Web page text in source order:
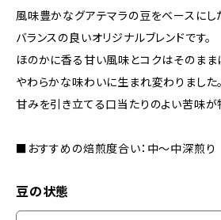
風味豊かなグアテマラの豆をベースにし
バランスの良いオリジナルブレンドです。
ほのかに香る甘い風味とコクはそのまま
やわらかな味わいに生まれ変わりました。
甘みを引き立てる口当たりのよい苦味が
■おすすめの焙煎度合い：中〜中深煎り
豆の状態